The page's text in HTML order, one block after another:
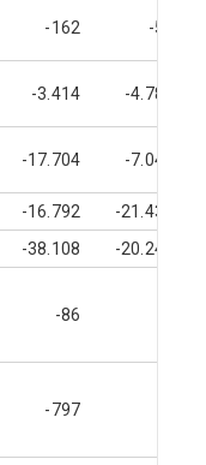
-162 -59
-3.414 -4.780
-17.704 -7.049
-16.792
-21.434
-38.108 -20.242
-86
-797